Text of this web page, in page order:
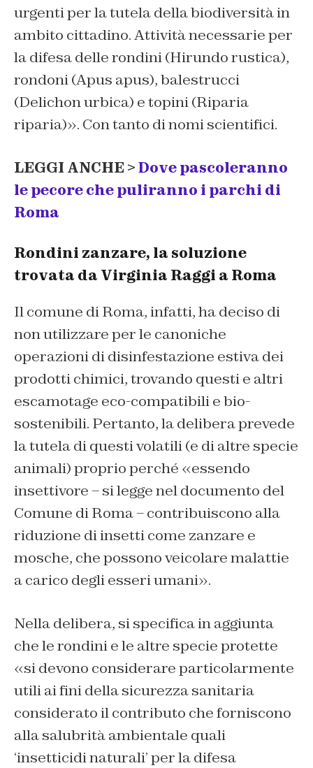
urgenti per la tutela della biodiversità in
ambito cittadino. Attività necessarie per
la difesa delle rondini (Hirundo rustica),
rondoni (Apus apus), balestrucci
(Delichon urbica) e topini (Riparia
riparia)». Con tanto di nomi scientifici.
LEGGI ANCHE >Dove pascoleranno
le pecore che puliranno i parchi di
Roma
Rondini zanzare, la soluzione
trovata da Virginia Raggi a Roma
Il comune di Roma, infatti, ha deciso di
non utilizzare per le canoniche
operazioni di disinfestazione estiva dei
prodotti chimici, trovando questi e altri
escamotage eco-compatibili e bio-
sostenibili. Pertanto, la delibera prevede
la tutela di questi volatili (e di altre specie
animali) proprio perché «essendo
insettivore – si legge nel documento del
Comune di Roma – contribuiscono alla
riduzione di insetti come zanzare e
mosche, che possono veicolare malattie
a carico degli esseri umani».
Nella delibera, si specifica in aggiunta
che le rondini e le altre specie protette
«si devono considerare particolarmente
utili ai fini della sicurezza sanitaria
considerato il contributo che forniscono
alla salubrità ambientale quali
‘insetticidi naturali’ per la difesa